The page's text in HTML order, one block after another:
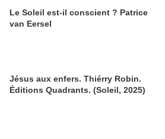
Le Soleil est-il conscient ? Patrice
van Eersel
Jésus aux enfers. Thiérry Robin.
Éditions Quadrants. (Soleil, 2025)